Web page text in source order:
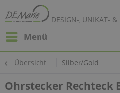
DESIGN-, UNIKAT- &
Menü
Übersicht Silber/Gold
Ohrstecker Rechteck